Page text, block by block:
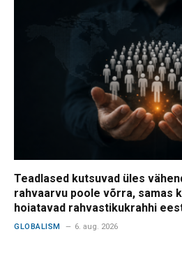
Teadlased kutsuvad üles
rahvaarvu poole võrra, samas
hoiatavad rahvastikukrahhi
GLOBALISM 6. aug. 2026